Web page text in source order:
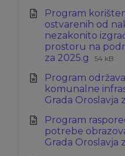
Program
ostvarenih od
nezakonito
prostoru na
za 2025.g
doc
Veličina
54 kB
Program
komunalne
Grada Oroslavja
Program
potrebe
Grada Oroslavja